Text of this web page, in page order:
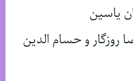
یاسین
روزگار و حسام الدین